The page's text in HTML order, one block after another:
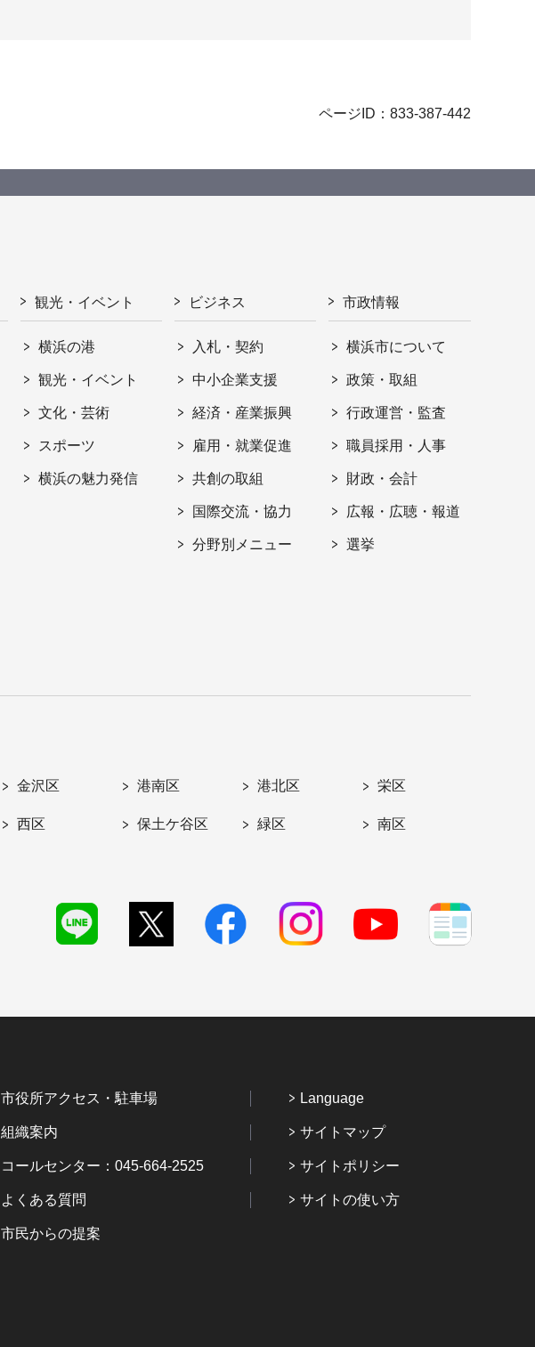
ページID：833-387-442
観光・イベント
横浜の港
観光・イベント
文化・芸術
スポーツ
横浜の魅力発信
ビジネス
入札・契約
中小企業支援
経済・産業振興
雇用・就業促進
共創の取組
国際交流・協力
分野別メニュー
市政情報
横浜市について
政策・取組
行政運営・監査
職員採用・人事
財政・会計
広報・広聴・報道
選挙
金沢区 港南区 港北区 栄区
西区 保土ケ谷区 緑区 南区
市役所アクセス・駐車場
組織案内
コールセンター：045-664-2525
よくある質問
市民からの提案
Language
サイトマップ
サイトポリシー
サイトの使い方